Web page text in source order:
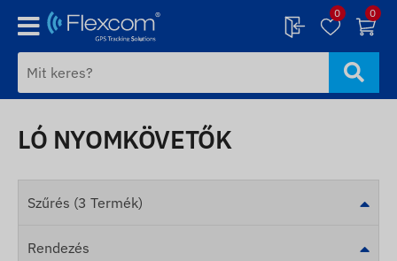
0 0
LÓ NYOMKÖVETŐK
Szűrés (3 Termék)
Rendezés